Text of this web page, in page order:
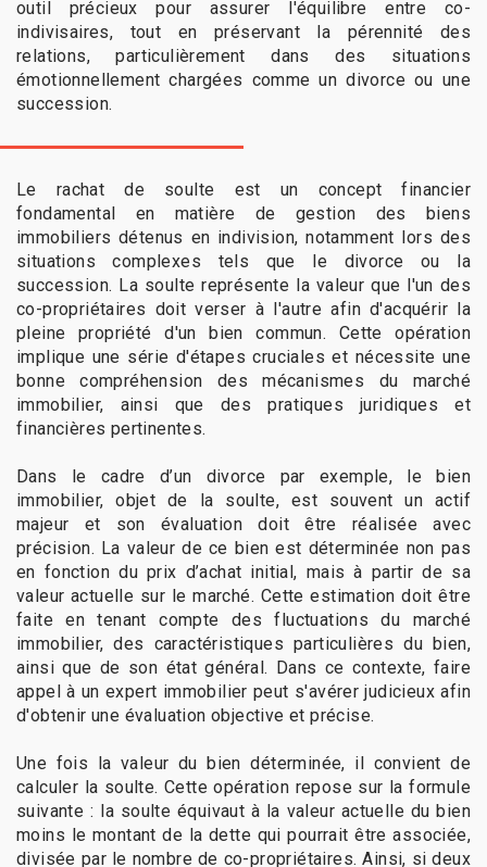
outil précieux pour assurer l'équilibre entre co-
indivisaires, tout en préservant la pérennité des
relations, particulièrement dans des situations
émotionnellement chargées comme un divorce ou une
succession.
Le rachat de soulte est un concept financier
fondamental en matière de gestion des biens
immobiliers détenus en indivision, notamment lors des
situations complexes tels que le divorce ou la
succession. La soulte représente la valeur que l'un des
co-propriétaires doit verser à l'autre afin d'acquérir la
pleine propriété d'un bien commun. Cette opération
implique une série d'étapes cruciales et nécessite une
bonne compréhension des mécanismes du marché
immobilier, ainsi que des pratiques juridiques et
financières pertinentes.
Dans le cadre d’un divorce par exemple, le bien
immobilier, objet de la soulte, est souvent un actif
majeur et son évaluation doit être réalisée avec
précision. La valeur de ce bien est déterminée non pas
en fonction du prix d’achat initial, mais à partir de sa
valeur actuelle sur le marché. Cette estimation doit être
faite en tenant compte des fluctuations du marché
immobilier, des caractéristiques particulières du bien,
ainsi que de son état général. Dans ce contexte, faire
appel à un expert immobilier peut s'avérer judicieux afin
d'obtenir une évaluation objective et précise.
Une fois la valeur du bien déterminée, il convient de
calculer la soulte. Cette opération repose sur la formule
suivante : la soulte équivaut à la valeur actuelle du bien
moins le montant de la dette qui pourrait être associée,
divisée par le nombre de co-propriétaires. Ainsi, si deux